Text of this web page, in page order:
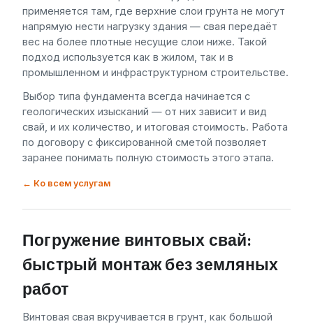
применяется там, где верхние слои грунта не могут
напрямую нести нагрузку здания — свая передаёт
вес на более плотные несущие слои ниже. Такой
подход используется как в жилом, так и в
промышленном и инфраструктурном строительстве.
Выбор типа фундамента всегда начинается с
геологических изысканий — от них зависит и вид
свай, и их количество, и итоговая стоимость. Работа
по договору с фиксированной сметой позволяет
заранее понимать полную стоимость этого этапа.
← Ко всем услугам
Погружение винтовых свай:
быстрый монтаж без земляных
работ
Винтовая свая вкручивается в грунт, как большой